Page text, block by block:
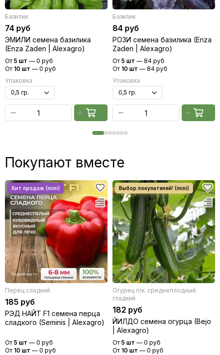
Базилик
74 руб
ЭМИЛИ семена базилика
(Enza Zaden | Alexagro)
От 5 шт — 0 руб
От 10 шт — 0 руб
Упаковка
Базилик
84 руб
РОЗИ семена базилика (Enza
Zaden | Alexagro)
От 5 шт — 84 руб
От 10 шт — 84 руб
Упаковка
Покупают вместе
Перец сладкий
185 руб
РЭД НАЙТ F1 семена перца
сладкого (Seminis | Alexagro)
От 5 шт — 0 руб
От 10 шт — 0 руб
Огурец п/к. среднеплодный
гладкий
182 руб
ЙИЛДО семена огурца (Bejo
| Alexagro)
От 5 шт — 0 руб
От 10 шт — 0 руб